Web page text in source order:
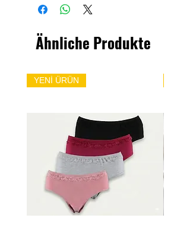
Ähnliche Produkte
YENİ ÜRÜN